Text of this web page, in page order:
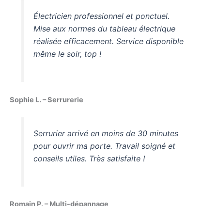
Électricien professionnel et ponctuel.
Mise aux normes du tableau électrique
réalisée efficacement. Service disponible
même le soir, top !
Sophie L. – Serrurerie
Serrurier arrivé en moins de 30 minutes
pour ouvrir ma porte. Travail soigné et
conseils utiles. Très satisfaite !
Romain P. – Multi-dépannage